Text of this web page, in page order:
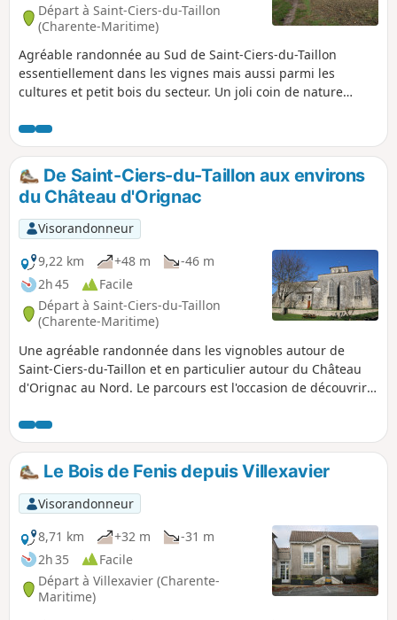
Départ à Saint-Ciers-du-Taillon
(Charente-Maritime)
Agréable randonnée au Sud de Saint-Ciers-du-Taillon
essentiellement dans les vignes mais aussi parmi les
cultures et petit bois du secteur. Un joli coin de nature
l'église de Saint-Ciers-du-Taillon, deux moulins et au fil du
parcours le patrimoine bâti local.
De Saint-Ciers-du-Taillon aux environs
du Château d'Orignac
Visorandonneur
9,22 km
+48 m
-46 m
2h 45
Facile
Départ à Saint-Ciers-du-Taillon
(Charente-Maritime)
Une agréable randonnée dans les vignobles autour de
Saint-Ciers-du-Taillon et en particulier autour du Château
d'Orignac au Nord. Le parcours est l'occasion de découvrir
les vignes, les cultures et les petits bois. Au fil de la
randonnée, quelques exemples remarquables du bâti
traditionnel.
Le Bois de Fenis depuis Villexavier
Visorandonneur
8,71 km
+32 m
-31 m
2h 35
Facile
Départ à Villexavier (Charente-
Maritime)